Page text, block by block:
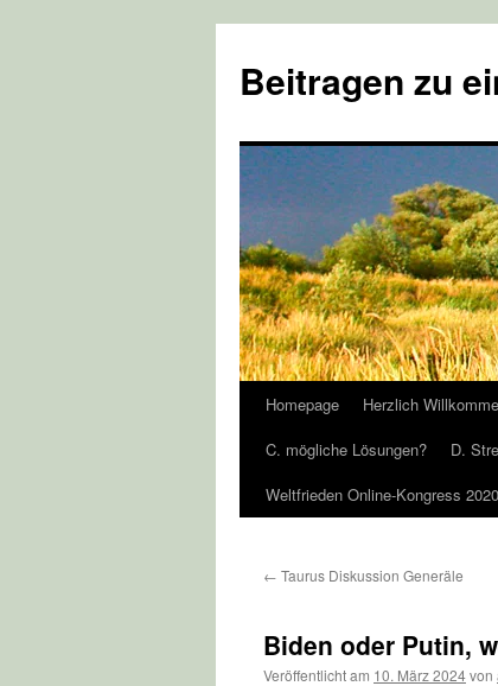
springen
Beitragen zu
Homepage Herzlich
C. mögliche Lösungen?
D.
Weltfrieden Online-Kongress 2020
← Taurus Diskussion Generäle
Biden oder Putin,
Veröffentlicht am 10. März 2024von